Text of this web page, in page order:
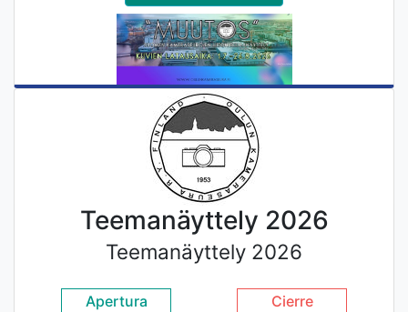
Teemanäyttely 2026
Teemanäyttely 2026
Apertura
Cierre